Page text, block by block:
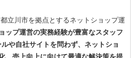
立川市を拠点とするネットショップ運
ップ運営の実務経験が豊富なスタッフ
や自社サイトを問わず、ネットショ